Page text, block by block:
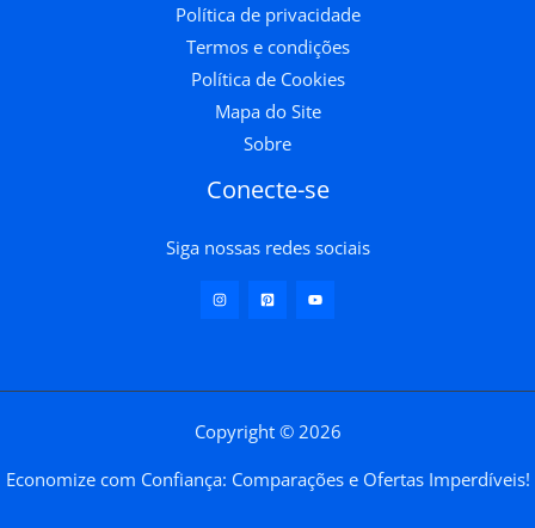
Política de privacidade
Termos e condições
Política de Cookies
Mapa do Site
Sobre
Conecte-se
Siga nossas redes sociais
Copyright © 2026
Economize com Confiança: Comparações e Ofertas Imperdíveis!